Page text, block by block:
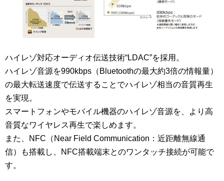
ハイレゾ対応オーディオ伝送技術“LDAC”を採用。
ハイレゾ音源を990kbps（Bluetoothの最大約3倍の情報量）
の最大転送速度で伝送することでハイレゾ相当の音質再生
を実現。
スマートフォンやモバイル機器のハイレゾ音源を、より高
音質なワイヤレス再生で楽しめます。
また、NFC（Near Field Communication：近距離無線通
信）も搭載し、NFC搭載端末とのワンタッチ接続が可能で
す。